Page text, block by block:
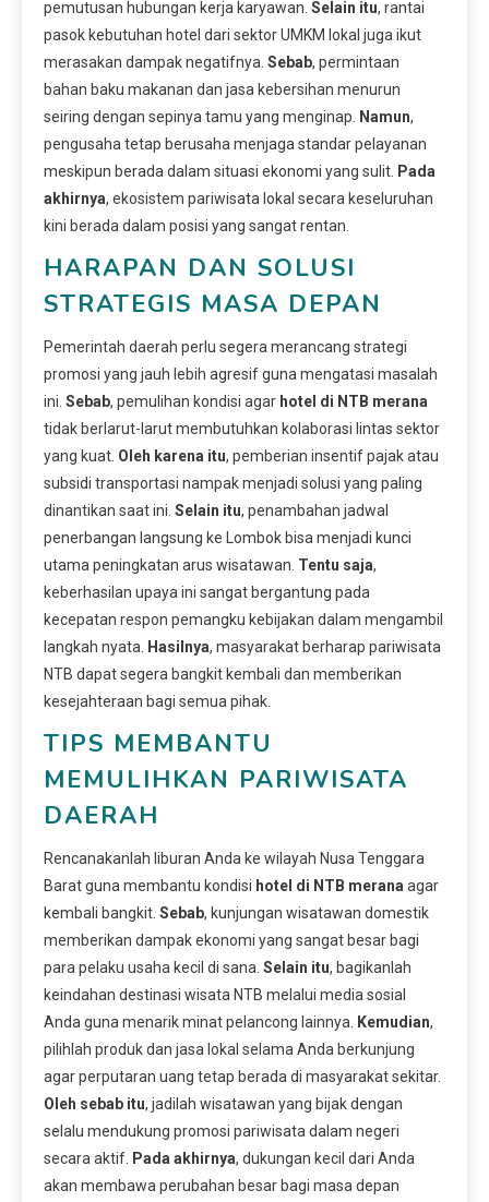
pemutusan hubungan kerja karyawan. Selain itu, rantai
pasok kebutuhan hotel dari sektor UMKM lokal juga ikut
merasakan dampak negatifnya. Sebab, permintaan
bahan baku makanan dan jasa kebersihan menurun
seiring dengan sepinya tamu yang menginap.
Namun,
pengusaha tetap berusaha menjaga standar pelayanan
meskipun berada dalam situasi ekonomi yang sulit. Pada
akhirnya, ekosistem pariwisata lokal secara keseluruhan
kini berada dalam posisi yang sangat rentan.
HARAPAN DAN SOLUSI
STRATEGIS MASA DEPAN
Pemerintah daerah perlu segera merancang strategi
promosi yang jauh lebih agresif guna mengatasi masalah
ini. Sebab, pemulihan kondisi agar hotel di NTB merana
tidak berlarut-larut membutuhkan kolaborasi lintas sektor
yang kuat. Oleh karena itu, pemberian insentif pajak atau
subsidi transportasi nampak menjadi solusi yang paling
dinantikan saat ini. Selain itu, penambahan jadwal
penerbangan langsung ke Lombok bisa menjadi kunci
utama peningkatan arus wisatawan. Tentu saja,
keberhasilan upaya ini sangat bergantung pada
kecepatan respon pemangku kebijakan dalam mengambil
langkah nyata.
Hasilnya, masyarakat berharap pariwisata
NTB dapat segera bangkit kembali dan memberikan
kesejahteraan bagi semua pihak.
TIPS MEMBANTU
MEMULIHKAN PARIWISATA
DAERAH
Rencanakanlah liburan Anda ke wilayah Nusa Tenggara
Barat guna membantu kondisi hotel di NTB merana agar
kembali bangkit. Sebab, kunjungan wisatawan domestik
memberikan dampak ekonomi yang sangat besar bagi
para pelaku usaha kecil di sana. Selain itu, bagikanlah
keindahan destinasi wisata NTB melalui media sosial
Anda guna menarik minat pelancong lainnya.
Kemudian,
pilihlah produk dan jasa lokal selama Anda berkunjung
agar perputaran uang tetap berada di masyarakat sekitar.
Oleh sebab itu, jadilah wisatawan yang bijak dengan
selalu mendukung promosi pariwisata dalam negeri
secara aktif. Pada akhirnya, dukungan kecil dari Anda
akan membawa perubahan besar bagi masa depan